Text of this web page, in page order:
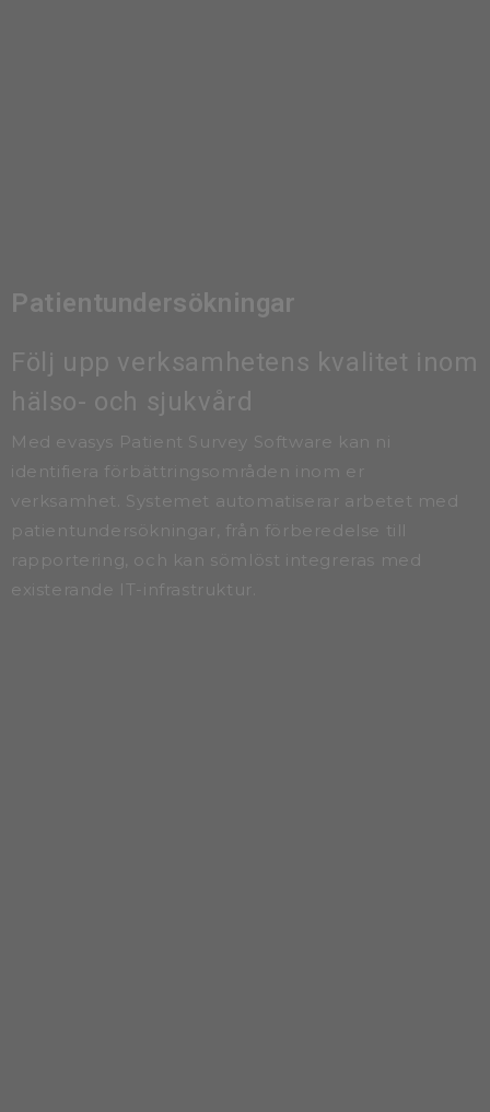
Patientundersökningar
Följ upp verksamhetens kvalitet inom
hälso- och sjukvård
Med evasys Patient Survey Software kan ni
identifiera förbättrings­områden inom er
verksamhet. Systemet automatiserar arbetet med
patient­undersökningar, från förberedelse till
rapportering, och kan sömlöst integreras med
existerande IT-infrastruktur.